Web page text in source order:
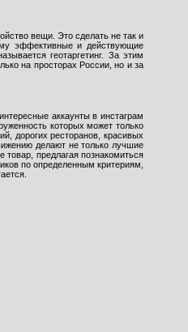
вещи. Это сделать не так и
эффективные и действующие
геотаргетинг. За этим
на просторах России, но и за
аккаунты в инстаграм
которых может только
дорогих ресторанов, красивых
делают не только лучшие
товар, предлагая познакомиться
по определенным критериям,